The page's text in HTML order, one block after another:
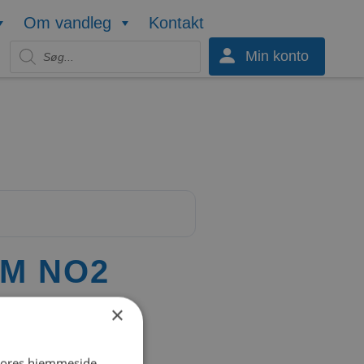
Om vandleg Kontakt
Min konto
NO2
×